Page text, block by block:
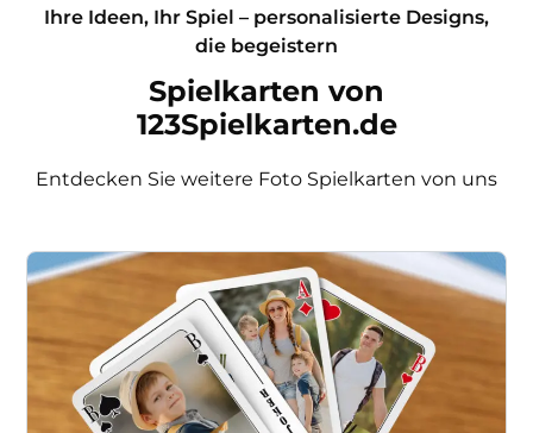
Ihre Ideen, Ihr Spiel – personalisierte Designs,
die begeistern
Spielkarten von
123Spielkarten.de
Entdecken Sie weitere Foto Spielkarten von uns